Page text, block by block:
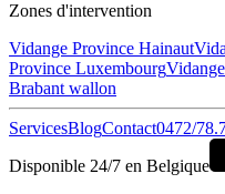
Zones d'intervention
Vidange Province Hainaut
Province Luxembourg
Brabant wallon
ServicesBlogContact0472/
Disponible 24/7 en Belgique